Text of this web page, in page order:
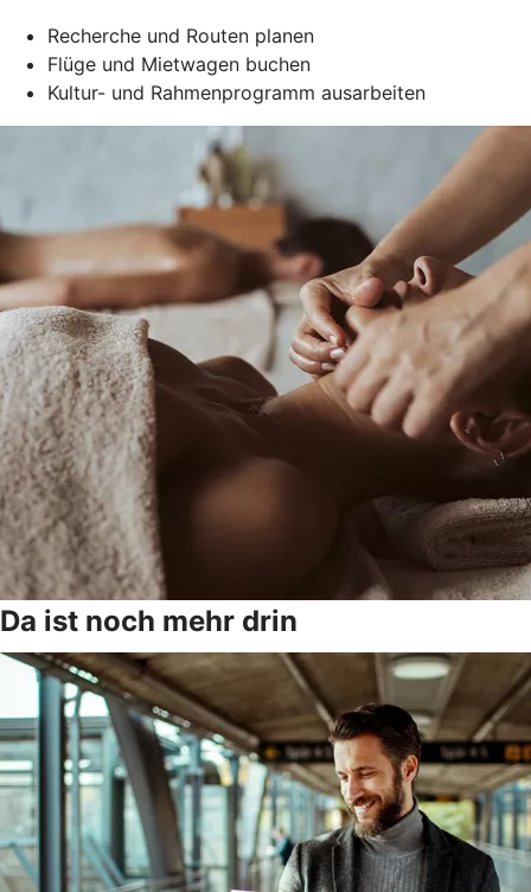
Recherche und Routen planen
Flüge und Mietwagen buchen
Kultur- und Rahmenprogramm ausarbeiten
Da ist noch mehr drin